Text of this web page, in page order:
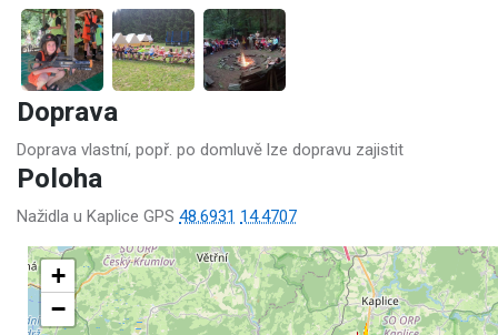
Doprava
Doprava vlastní, popř. po domluvě lze dopravu zajistit
Poloha
Nažidla u Kaplice GPS 48.6931 14.4707
+
−